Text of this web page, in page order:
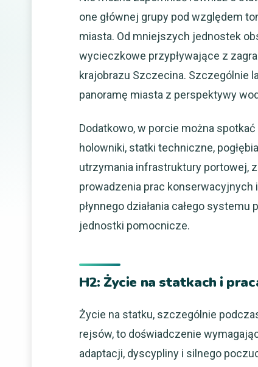
one głównej grupy pod względem
miasta. Od mniejszych jednostek
wycieczkowe przypływające z
krajobrazu Szczecina. Szczególnie
panoramę miasta z perspektywy
Dodatkowo, w porcie można
holowniki, statki techniczne,
utrzymania infrastruktury portowej,
prowadzenia prac
płynnego działania całego
jednostki pomocnicze.
H2: Życie na statkach i
Życie na statku, szczególnie
rejsów, to doświadczenie
adaptacji, dyscypliny i silnego